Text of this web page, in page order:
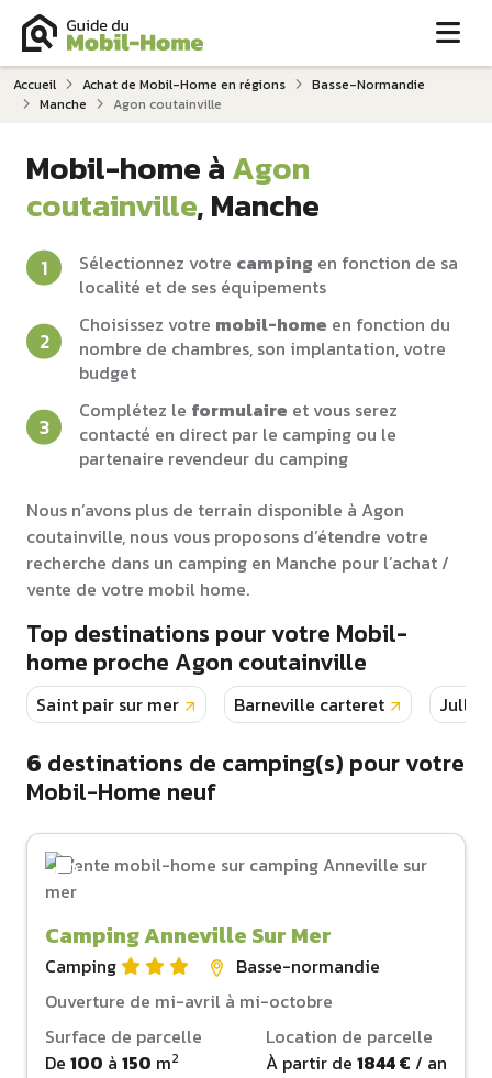
Accueil Achat de Mobil-Home en régions
Basse-Normandie
Manche
Agon coutainville
Mobil-home àAgon
coutainville, Manche
Sélectionnez votre camping en fonction de sa
localité et de ses équipements
Choisissez votre mobil-home en fonction du
nombre de chambres, son implantation, votre
budget
Complétez le formulaire et vous serez
contacté en direct par le camping ou le
partenaire revendeur du camping
Nous n’avons plus de terrain disponible à Agon
coutainville, nous vous proposons d’étendre votre
recherche dans un camping en Manche pour l’achat /
vente de votre mobil home.
Top destinations pour votre Mobil-
home proche Agon coutainville
Saint pair sur mer Barneville carteret
6 destinations de camping(s) pour votre
Mobil-Home neuf
Camping Anneville Sur Mer
Camping
Basse-normandie
Ouverture de mi-avril à mi-octobre
Surface de parcelle
De 100 à 150 m2
Location de parcelle
À partir de 1844 € / an